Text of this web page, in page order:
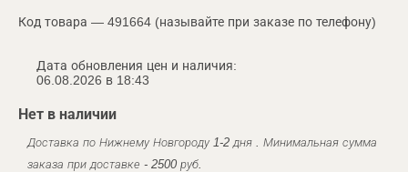
Код товара — 491664 (называйте при заказе по телефону)
Дата обновления цен и наличия:
06.08.2026 в 18:43
Нет в наличии
Доставка по Нижнему Новгороду 1-2 дня . Минимальная сумма
заказа при доставке - 2500 руб.